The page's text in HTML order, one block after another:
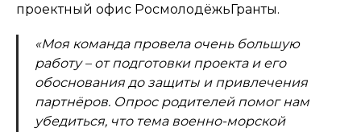
проектный офис РосмолодёжьГранты.
«Моя команда провела очень большую
работу – от подготовки проекта и его
обоснования до защиты и привлечения
партнёров. Опрос родителей помог нам
убедиться, что тема военно-морской